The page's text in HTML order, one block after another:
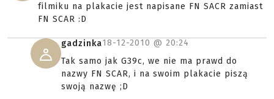
filmiku na plakacie jest napisane FN SACR zamiast
FN SCAR :D
gadzinka18-12-2010 @ 20:24
Tak samo jak G39c, we nie ma prawd do
nazwy FN SCAR, i na swoim plakacie piszą
swoją nazwę ;D